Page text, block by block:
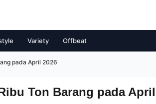
Variety Offbeat
pada April 2026
Ton Barang pada